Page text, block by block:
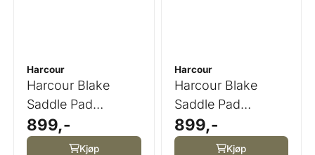
Harcour
Harcour Blake
Saddle Pad
Dressage
Grapefruit
899,-
Kjøp
Harcour
Harcour Blake
Saddle Pad
Dressage Peacock
899,-
Kjøp